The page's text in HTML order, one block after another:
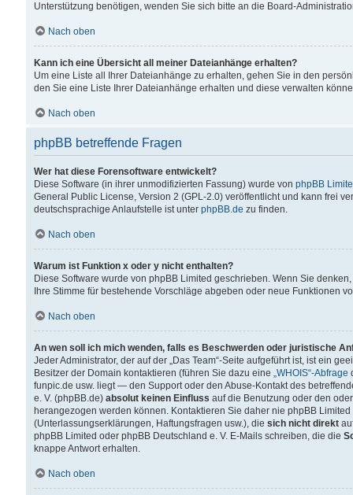
Unterstützung benötigen, wenden Sie sich bitte an die Board-
Nach oben
Kann ich eine Übersicht all meiner Dateianhänge erhalten?
Um eine Liste all Ihrer Dateianhänge zu erhalten, gehen Sie in den
den Sie eine Liste Ihrer Dateianhänge erhalten und diese verwalten
Nach oben
phpBB betreffende Fragen
Wer hat diese Forensoftware entwickelt?
Diese Software (in ihrer unmodifizierten Fassung) wurde von phpBB
General Public License, Version 2 (GPL-2.0) veröffentlicht und kann frei
deutschsprachige Anlaufstelle ist unter phpBB.de zu finden.
Nach oben
Warum ist Funktion x oder y nicht enthalten?
Diese Software wurde von phpBB Limited geschrieben. Wenn Sie
Ihre Stimme für bestehende Vorschläge abgeben oder neue Funktionen
Nach oben
An wen soll ich mich wenden, falls es Beschwerden oder juristische
Jeder Administrator, der auf der „Das Team“-Seite aufgeführt ist, ist ein
Besitzer der Domain kontaktieren (führen Sie dazu eine „WHOIS“-Abfrage
funpic.de usw. liegt — den Support oder den Abuse-Kontakt des
e. V. (phpBB.de) absolut keinen Einfluss auf die Benutzung oder den
herangezogen werden können. Kontaktieren Sie daher nie phpBB
(Unterlassungserklärungen, Haftungsfragen usw.), die sich nicht direkt
phpBB Limited oder phpBB Deutschland e. V. E-Mails schreiben, die die
knappe Antwort erhalten.
Nach oben